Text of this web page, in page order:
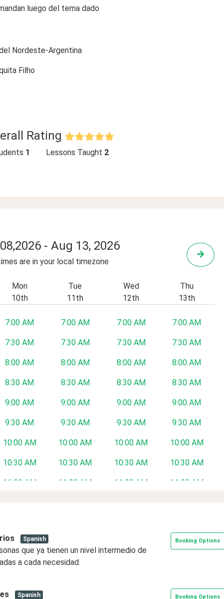
luego del tema dado
Nordeste-Argentina
Filho
Rating
1 Lessons Taught 2
- Aug 13, 2026
are in your local timezone
Mon
10th
7:00 AM
7:30 AM
8:00 AM
8:30 AM
9:00 AM
9:30 AM
10:00 AM
10:30 AM
11:00 AM
2:30 PM
3:00 PM
Tue
11th
7:00 AM
7:30 AM
8:00 AM
8:30 AM
9:00 AM
9:30 AM
10:00 AM
10:30 AM
11:00 AM
3:00 PM
Wed
12th
7:00 AM
7:30 AM
8:00 AM
8:30 AM
9:00 AM
9:30 AM
10:00 AM
10:30 AM
11:00 AM
Thu
13th
7:00 AM
7:30 AM
8:00 AM
8:30 AM
9:00 AM
9:30 AM
10:00 AM
10:30 AM
11:00 AM
2:30 PM
Spanish
que ya tienen un nivel intermedio de
a cada necesidad.
Booking Options
Spanish Booking Options